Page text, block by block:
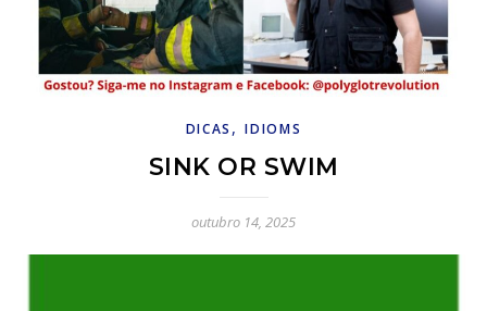
DICAS ,IDIOMS
SINK OR SWIM
outubro 14, 2025